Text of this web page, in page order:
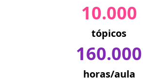
10.000
tópicos
160.000
horas/aula